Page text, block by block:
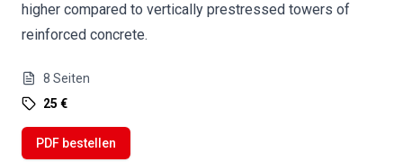
higher compared to vertically prestressed towers of
reinforced concrete.
8 Seiten
25 €
PDF bestellen